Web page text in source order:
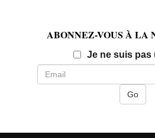
ABONNEZ-VOUS À LA
Je ne suis pas